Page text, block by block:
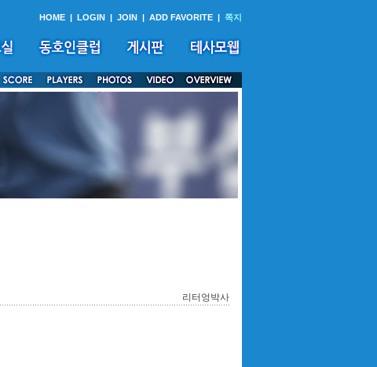
HOME | LOGIN | JOIN | ADD FAVORITE | 쪽지
리터엉박사